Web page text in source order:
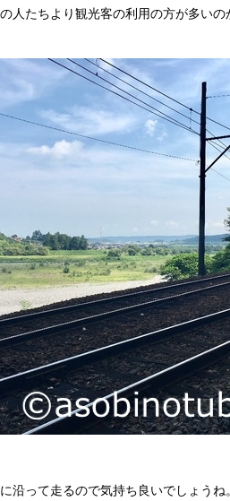
人たちより観光客の利用の方が多いの
沿って走るので気持ち良いでしょうね